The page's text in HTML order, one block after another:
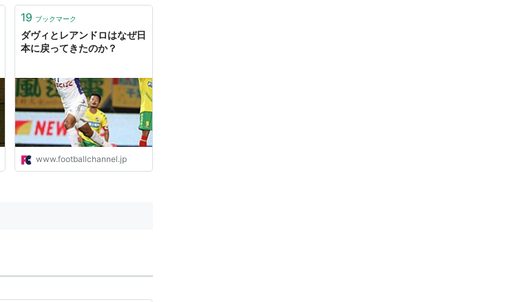
19 ブックマーク
ダヴィとレアンドロはなぜ日
本に戻ってきたのか？
www.footballchannel.jp